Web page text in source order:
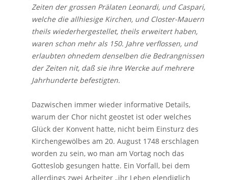
Zeiten der grossen Prälaten Leonardi, und Caspari,
welche die allhiesige Kirchen, und Closter-Mauern
theils wiederhergestellet, theils erweitert haben,
waren schon mehr als 150. Jahre verflossen, und
erlaubten ohnedem denselben die Bedrangnissen
der Zeiten nit, daß sie ihre Wercke auf mehrere
Jahrhunderte befestigten.
Dazwischen immer wieder informative Details,
warum der Chor nicht geostet ist oder welches
Glück der Konvent hatte, nicht beim Einsturz des
Kirchengewölbes am 20. August 1748 erschlagen
worden zu sein, wo man am Vortag noch das
Gotteslob gesungen hatte. Ein Vorfall, bei dem
allerdings zwei Arbeiter „ihr Leben elendiglich